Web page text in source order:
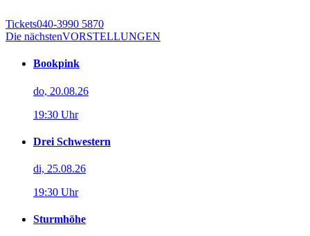
Tickets040-3990 5870
Die nächstenVORSTELLUNGEN
Bookpink
do, 20.08.26
19:30 Uhr
Drei Schwestern
di, 25.08.26
19:30 Uhr
Sturmhöhe